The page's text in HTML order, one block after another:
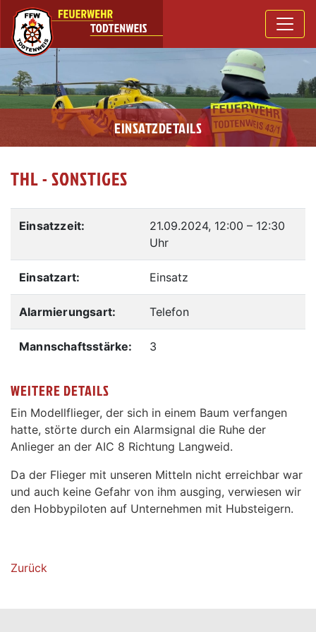
EINSATZDETAILS
THL - SONSTIGES
Einsatzzeit: 21.09.2024, 12:00 – 12:30
Uhr
Einsatzart: Einsatz
Alarmierungsart: Telefon
Mannschaftsstärke: 3
WEITERE DETAILS
Ein Modellflieger, der sich in einem Baum verfangen
hatte, störte durch ein Alarmsignal die Ruhe der
Anlieger an der AIC 8 Richtung Langweid.
Da der Flieger mit unseren Mitteln nicht erreichbar war
und auch keine Gefahr von ihm ausging, verwiesen wir
den Hobbypiloten auf Unternehmen mit Hubsteigern.
Zurück